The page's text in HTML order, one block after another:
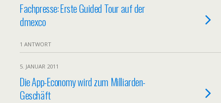
Fachpresse: Erste Guided Tour auf der
dmexco
1 ANTWORT
5. JANUAR 2011
Die App-Economy wird zum Milliarden-
Geschäft